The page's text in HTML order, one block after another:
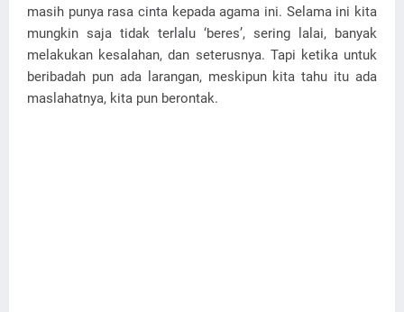
masih punya rasa cinta kepada agama ini. Selama ini kita
mungkin saja tidak terlalu ‘beres’, sering lalai, banyak
melakukan kesalahan, dan seterusnya. Tapi ketika untuk
beribadah pun ada larangan, meskipun kita tahu itu ada
maslahatnya, kita pun berontak.